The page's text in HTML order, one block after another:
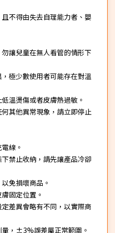
不得由失去自理能力者、嬰
讓兒童在無人看管的情形下
極少數使用者可能存在對溫
溫燙傷或者皮膚熱過敏。
其他異常現象，請立即停止
線。
禁止收納，請先讓產品冷卻
免損壞商品。
固定位置。
差異會略有不同，以實際商
量，±3%誤差屬正常範圍。